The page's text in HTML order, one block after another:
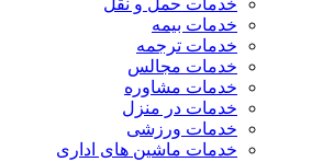
خدمات حمل و نقل
خدمات بیمه
خدمات ترجمه
خدمات مجالس
خدمات مشاوره
خدمات در منزل
خدمات ورزشی
خدمات ماشین های اداری